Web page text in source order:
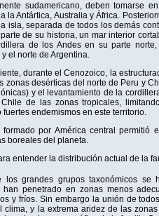
sudamericano, deben tomarse
la Antártica, Australia y África.
isla, separada de todos los demás
de su historia, un mar interior
de los Andes en su parte
el norte de Argentina.
durante el Cenozoico, la
zonas desérticas del norte de Peru y
y el levantamiento de la
de las zonas tropicales,
endemismos en este territorio.
formado por América central
boreales del planeta.
entender la distribución actual de la
los grandes grupos taxonómicos
han penetrado en zonas menos
y fríos. Sin embargo la unión de
clima, y la extrema aridez de las